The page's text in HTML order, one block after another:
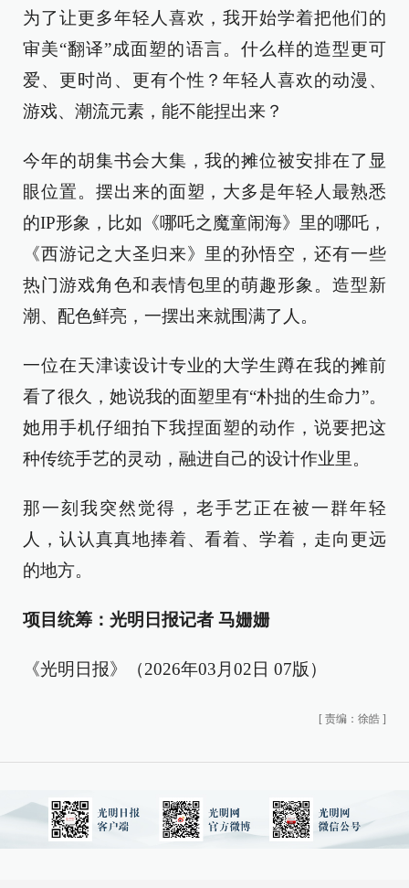
为了让更多年轻人喜欢，我开始学着把他们的
审美“翻译”成面塑的语言。什么样的造型更可
爱、更时尚、更有个性？年轻人喜欢的动漫、
游戏、潮流元素，能不能捏出来？
今年的胡集书会大集，我的摊位被安排在了显
眼位置。摆出来的面塑，大多是年轻人最熟悉
的IP形象，比如《哪吒之魔童闹海》里的哪吒，
《西游记之大圣归来》里的孙悟空，还有一些
热门游戏角色和表情包里的萌趣形象。造型新
潮、配色鲜亮，一摆出来就围满了人。
一位在天津读设计专业的大学生蹲在我的摊前
看了很久，她说我的面塑里有“朴拙的生命力”。
她用手机仔细拍下我捏面塑的动作，说要把这
种传统手艺的灵动，融进自己的设计作业里。
那一刻我突然觉得，老手艺正在被一群年轻
人，认认真真地捧着、看着、学着，走向更远
的地方。
项目统筹：光明日报记者 马姗姗
《光明日报》（2026年03月02日 07版）
[ 责编：徐皓 ]